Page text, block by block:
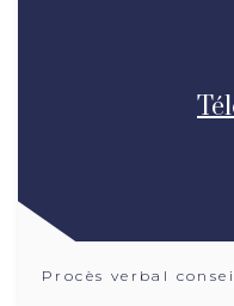
Procès verbal